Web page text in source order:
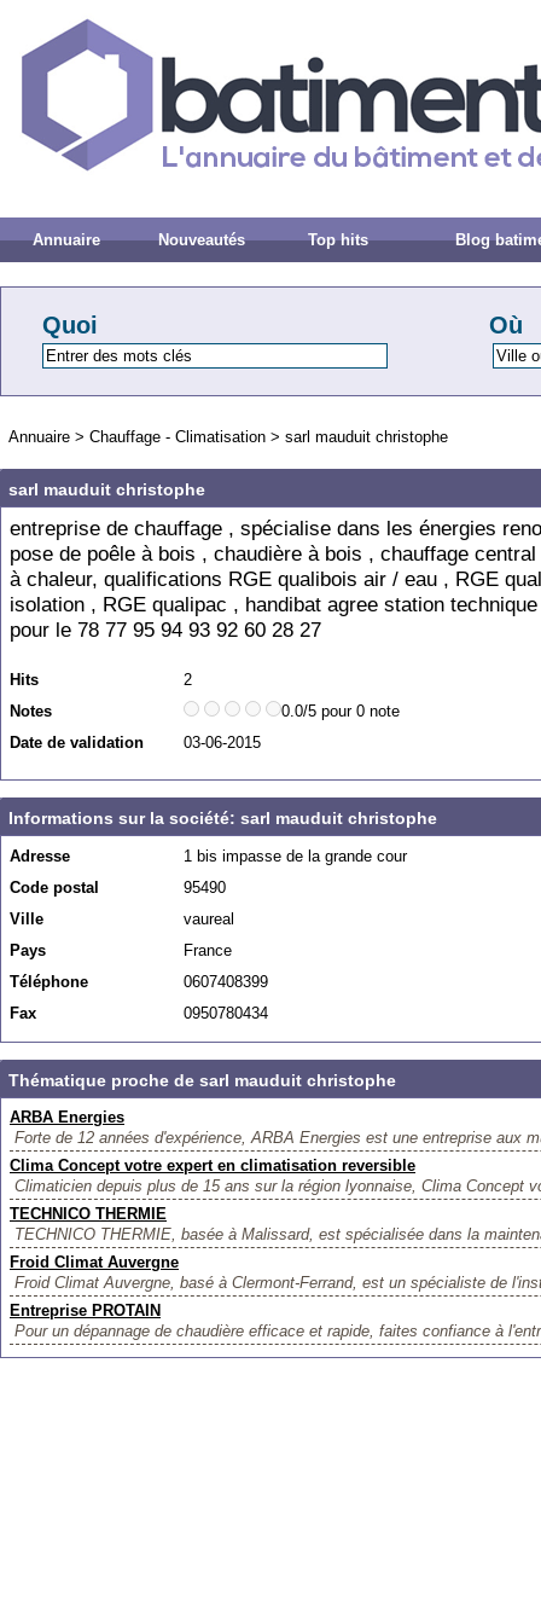
Annuaire Nouveautés Top hits Blog
Quoi Où
Annuaire > Chauffage - Climatisation > sarl mauduit christophe
sarl mauduit christophe
entreprise de chauffage , spécialise dans les énergies
pose de poêle à bois , chaudière à bois , chauffage
à chaleur, qualifications RGE qualibois air / eau , RGE
isolation , RGE qualipac , handibat agree station
pour le 78 77 95 94 93 92 60 28 27
Hits
2
Notes
0.0/5 pour 0 note
Date de validation
03-06-2015
Informations sur la société: sarl mauduit christophe
Adresse
1 bis impasse de la grande cour
Code postal
95490
Ville
vaureal
Pays
France
Téléphone
0607408399
Fax
0950780434
Thématique proche de sarl mauduit christophe
ARBA Energies
Forte de 12 années d'expérience, ARBA Energies est une entreprise aux
Clima Concept votre expert en climatisation reversible
Climaticien depuis plus de 15 ans sur la région lyonnaise, Clima Concept
TECHNICO THERMIE
TECHNICO THERMIE, basée à Malissard, est spécialisée dans la
Froid Climat Auvergne
Froid Climat Auvergne, basé à Clermont-Ferrand, est un spécialiste de
Entreprise PROTAIN
Pour un dépannage de chaudière efficace et rapide, faites confiance à